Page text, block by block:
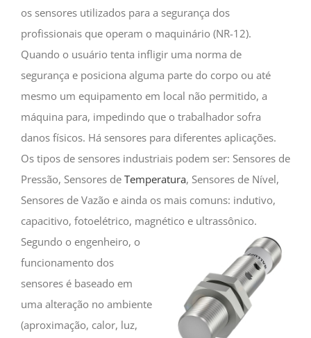
os sensores utilizados para a segurança dos
profissionais que operam o maquinário (NR-12).
Quando o usuário tenta infligir uma norma de
segurança e posiciona alguma parte do corpo ou até
mesmo um equipamento em local não permitido, a
máquina para, impedindo que o trabalhador sofra
danos físicos. Há sensores para diferentes aplicações.
Os tipos de sensores industriais podem ser: Sensores de
Pressão, Sensores de Temperatura, Sensores de Nível,
Sensores de Vazão e ainda os mais comuns: indutivo,
capacitivo, fotoelétrico, magnético e ultrassônico.
Segundo o engenheiro, o
funcionamento dos
sensores é baseado em
uma alteração no ambiente
(aproximação, calor, luz,